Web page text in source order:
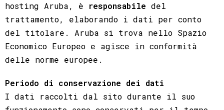
hosting Aruba, è responsabile del
trattamento, elaborando i dati per conto
del titolare. Aruba si trova nello Spazio
Economico Europeo e agisce in conformità
delle norme europee.
Periodo di conservazione dei dati
I dati raccolti dal sito durante il suo